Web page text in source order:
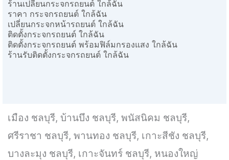
ร้านเปลี่ยนกระจกรถยนต์ ใกล้ฉัน
ราคา กระจกรถยนต์ ใกล้ฉัน
เปลี่ยนกระจกหน้ารถยนต์ ใกล้ฉัน
ติดตั้งกระจกรถยนต์ ใกล้ฉัน
ติดตั้งกระจกรถยนต์ พร้อมฟิล์มกรองแสง ใกล้ฉัน
ร้านรับติดตั้งกระจกรถยนต์ ใกล้ฉัน
เมือง ชลบุรี, บ้านบึง ชลบุรี, พนัสนิคม ชลบุรี,
ศรีราชา ชลบุรี, พานทอง ชลบุรี, เกาะสีชัง ชลบุรี,
บางละมุง ชลบุรี, เกาะจันทร์ ชลบุรี, หนองใหญ่